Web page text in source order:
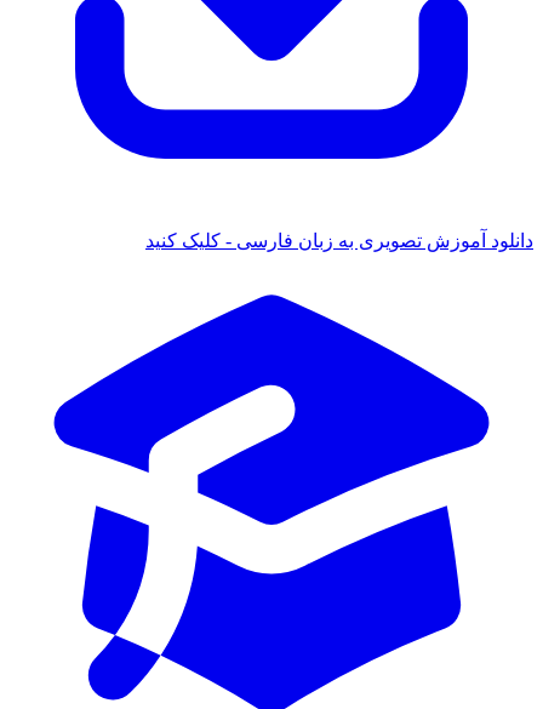
دانلود آموزش تصویری به زبان فارسی - کلیک کنید